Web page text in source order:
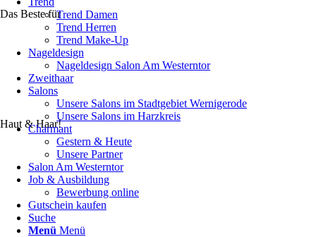
Das Beste für
Haut & Haar!
Trend Damen
Trend Herren
Trend Make-Up
Nageldesign
Nageldesign Salon Am Westerntor
Zweithaar
Salons
Unsere Salons im Stadtgebiet Wernigerode
Unsere Salons im Harzkreis
Charmant
Gestern & Heute
Unsere Partner
Salon Am Westerntor
Job & Ausbildung
Bewerbung online
Gutschein kaufen
Suche
Menü Menü